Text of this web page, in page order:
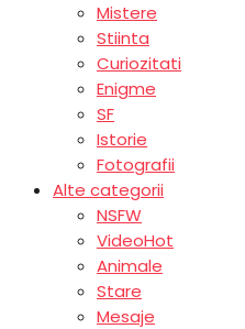
Mistere
Stiinta
Curiozitati
Enigme
SF
Istorie
Fotografii
Alte categorii
NSFW
VideoHot
Animale
Stare
Mesaje